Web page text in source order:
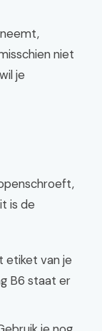
neemt,
niet
je
is de
etiket van je
B6 staat er